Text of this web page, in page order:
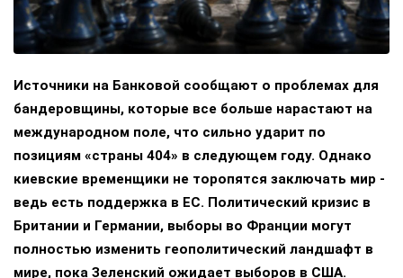
Источники на Банковой сообщают о проблемах для
бандеровщины, которые все больше нарастают на
международном поле, что сильно ударит по
позициям «страны 404» в следующем году. Однако
киевские временщики не торопятся заключать мир -
ведь есть поддержка в ЕС. Политический кризис в
Британии и Германии, выборы во Франции могут
полностью изменить геополитический ландшафт в
мире, пока Зеленский ожидает выборов в США.